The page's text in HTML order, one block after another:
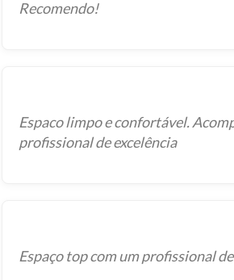
Recomendo!
Espaco limpo e confortável.
profissional de excelência
Espaço top com um profissional